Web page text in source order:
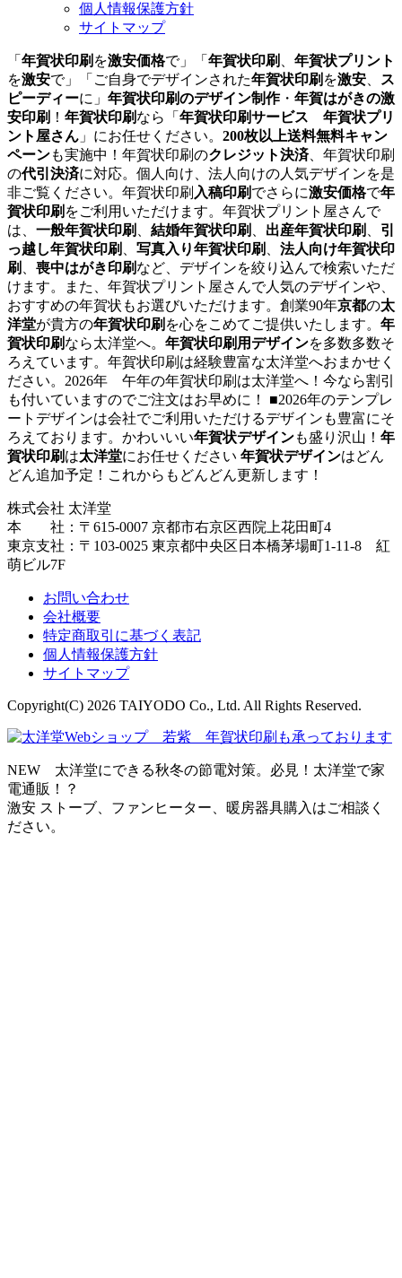
個人情報保護方針
サイトマップ
「 年賀状印刷 を激安価格で」「 年賀状印刷
年賀状プリント
を激安で」「ご自身でデザインされた年賀状印刷 を激安
ス
ピーディーに」 年賀状印刷のデザイン制作・ 年賀はがきの激
安印刷 ！ 年賀状印刷 なら「 年賀状印刷サービス 年賀状プリ
ント屋さん 」にお任せください。 200枚以上送料無料キャン
ペーンも実施中！年賀状印刷のクレジット決済、年賀状印刷
の代引決済に対応。個人向け、法人向けの人気デザインを是
非ご覧ください。年賀状印刷 入稿印刷 でさらに激安価格で年
賀状印刷 をご利用いただけます。年賀状プリント屋さんで
は、 一般年賀状印刷 結婚年賀状印刷 出産年賀状印刷
引
っ越し年賀状印刷
写真入り年賀状印刷
法人向け年賀状印
刷
喪中はがき印刷 など、デザインを絞り込んで検索いただ
けます。また、年賀状プリント屋さんで人気のデザインや、
おすすめの年賀状もお選びいただけます。創業90年京都の太
洋堂が貴方の年賀状印刷 を心をこめてご提供いたします。 年
賀状印刷 なら太洋堂へ。 年賀状印刷用デザインを多数多数そ
ろえています。年賀状印刷は経験豊富な太洋堂へおまかせく
ださい。2026年 午年の年賀状印刷は太洋堂へ！今なら割引
も付いていますのでご注文はお早めに！ ■2026年のテンプレ
ートデザインは会社でご利用いただけるデザインも豊富にそ
ろえております。かわいいい年賀状デザインも盛り沢山！ 年
賀状印刷 は太洋堂にお任せください 年賀状デザインはどん
どん追加予定！これからもどんどん更新します！
株式会社 太洋堂
本 社：〒615-0007 京都市右京区西院上花田町4
東京支社：〒103-0025 東京都中央区日本橋茅場町1-11-8 紅
萌ビル7F
お問い合わせ
会社概要
特定商取引に基づく表記
個人情報保護方針
サイトマップ
Copyright(C) 2026 TAIYODO Co., Ltd. All Rights Reserved.
NEW 太洋堂にできる秋冬の節電対策。必見！太洋堂で家
電通販！？
激安 ストーブ、ファンヒーター、暖房器具購入はご相談く
ださい。